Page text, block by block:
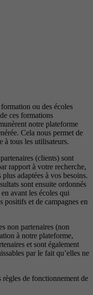
ou des écoles
ces formations
notre plateforme
Cela nous permet de
à tous les utilisateurs.
(clients) sont
rapport à votre recherche,
adaptées à vos besoins.
sont ensuite ordonnés
avant les écoles qui
positifs et de campagnes en
non partenaires (non
à notre plateforme,
et sont également
par le fait qu’elles ne
règles de fonctionnement de